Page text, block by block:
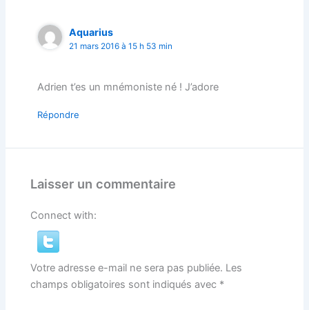
Aquarius
21 mars 2016 à 15 h 53 min
Adrien t’es un mnémoniste né ! J’adore
Répondre
Laisser un commentaire
Connect with:
Votre adresse e-mail ne sera pas publiée. Les
champs obligatoires sont indiqués avec *